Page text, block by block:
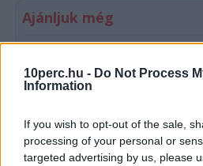
10perc.hu - Do Not Process
Information
If you wish to opt-out of the sale,
processing of your personal or
targeted advertising by us, please
Ajánljuk még
Ötven év után végre